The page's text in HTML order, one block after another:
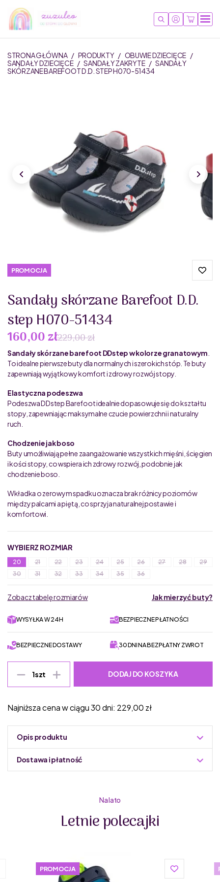
STRONA GŁÓWNA / PRODUKTY / OBUWIE DZIECIĘCE /
SANDAŁY DZIECIĘCE / SANDAŁY ZAKRYTE / SANDAŁY
SKÓRZANE BAREFOOT D.D. STEP H070-51434
PROMOCJA
Sandały skórzane Barefoot D.D.
step H070-51434
160,00 zł229,00 zł
Sandały skórzane barefoot DDstep w kolorze granatowym
To idealne pierwsze buty dla normalnych i szerokich stóp. Te buty
zapewniają wyjątkowy komfort i zdrowy rozwój stopy.
Elastyczna podeszwa
Podeszwa DDstep Barefoot idealnie dopasowuje się do kształtu
stopy, zapewniając maksymalne czucie powierzchni i naturalny
ruch.
Chodzenie jak boso
Buty umożliwiają pełne zaangażowanie wszystkich mięśni, ścięgien
i kości stopy, co wspiera ich zdrowy rozwój, podobnie jak
chodzenie boso.
Wkładka o zerowym spadku oznacza brak różnicy poziomów
między palcami a piętą, co sprzyja naturalnej postawie i
komfortowi.
WYBIERZ ROZMIAR
20 21 22 23 24 25 26 27 28
29
30
31 32 33 34 35 36
Zobacz tabelę rozmiarów Jak mierzyć buty?
WYSYŁKA W 24H BEZPIECZNE PŁATNOŚCI
BEZPIECZNE DOSTAWY 30 DNI NA BEZPŁATNY ZWROT
1szt DODAJ DO KOSZYKA
Najniższa cena w ciągu 30 dni: 229,00 zł
Opis produktu
D.D.STEP to wysokiej jakości marka obuwia dziecięcego
węgierskich marek obuwia dziecięcego.
Buty dla dzieci D.D.STEP są lekkie i wygodne. Zostały
Dostawa i płatność
Na lato
Letnie polecajki
PROMOCJA